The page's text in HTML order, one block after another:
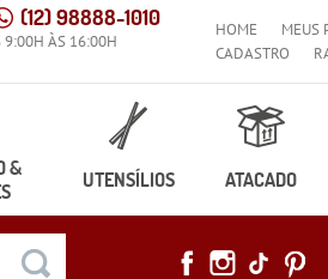
(12)98888-1010
9:00H ÀS 16:00H
HOME MEUS
CADASTRO
&
UTENSÍLIOS ATACADO